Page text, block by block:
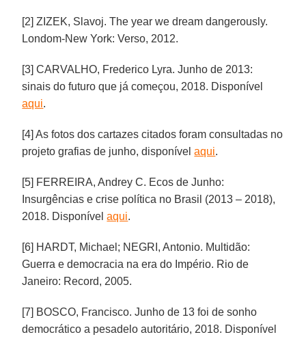
[2] ZIZEK, Slavoj. The year we dream dangerously.
Londom-New York: Verso, 2012.
[3] CARVALHO, Frederico Lyra. Junho de 2013:
sinais do futuro que já começou, 2018. Disponível
aqui.
[4] As fotos dos cartazes citados foram consultadas no
projeto grafias de junho, disponívelaqui.
[5] FERREIRA, Andrey C. Ecos de Junho:
Insurgências e crise política no Brasil (2013 – 2018),
2018. Disponívelaqui.
[6] HARDT, Michael; NEGRI, Antonio. Multidão:
Guerra e democracia na era do Império. Rio de
Janeiro: Record, 2005.
[7] BOSCO, Francisco. Junho de 13 foi de sonho
democrático a pesadelo autoritário, 2018. Disponível